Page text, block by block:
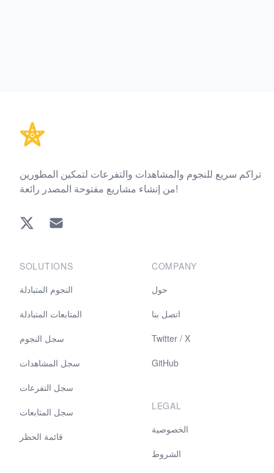
تراكم سريع للنجوم والمشاهدات والتفرعات لتمكين المطورين
من إنشاء مشاريع مفتوحة المصدر رائعة!
Twitter EMAIL
SOLUTIONS
النجوم المتبادلة
المتابعات المتبادلة
سجل النجوم
سجل المشاهدات
سجل التفرعات
سجل المتابعات
قائمة الحظر
COMPANY
حول
اتصل بنا
Twitter / X
GitHub
LEGAL
الخصوصية
الشروط